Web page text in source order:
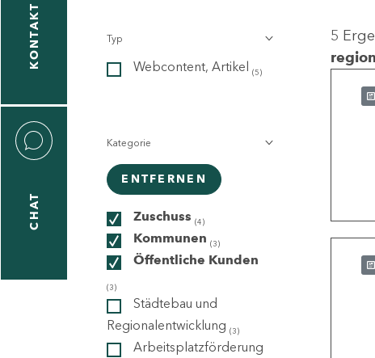
KONTAKT
CHAT
Typ
Webcontent, Artikel (5)
Kategorie
ENTFERNEN
Zuschuss (4)
Kommunen (3)
Öffentliche Kunden
(3)
Städtebau und
Regionalentwicklung (3)
Arbeitsplatzförderung
5